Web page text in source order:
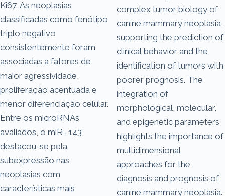
Ki67. As neoplasias
classificadas como fenótipo
triplo negativo
consistentemente foram
associadas a fatores de
maior agressividade,
proliferação acentuada e
menor diferenciação celular.
Entre os microRNAs
avaliados, o miR- 143
destacou-se pela
subexpressão nas
neoplasias com
características mais
complex tumor biology of
canine mammary neoplasia,
supporting the prediction of
clinical behavior and the
identification of tumors with
poorer prognosis. The
integration of
morphological, molecular,
and epigenetic parameters
highlights the importance of
multidimensional
approaches for the
diagnosis and prognosis of
canine mammary neoplasia.